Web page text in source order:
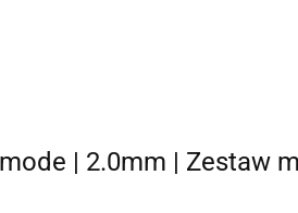
| 2.0mm | Zestaw